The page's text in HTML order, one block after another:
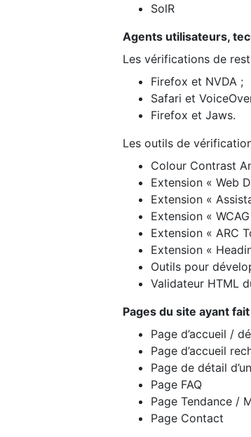
SolR
Agents utilisateurs,
Les vérifications de
Firefox et NVDA ;
Safari et
Firefox et Jaws.
Les outils de
Colour Contrast
Extension « Web
Extension «
Extension «
Extension « ARC
Extension «
Outils pour
Validateur HTML
Pages du site ayant
Page d’accueil /
Page d’accueil
Page de détail
Page FAQ
Page Tendance /
Page Contact